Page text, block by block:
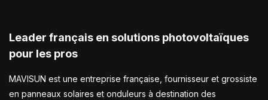
Leader français en solutions photovoltaïques
pour les pros
MAVISUN est une entreprise française, fournisseur et grossiste
en panneaux solaires et onduleurs à destination des